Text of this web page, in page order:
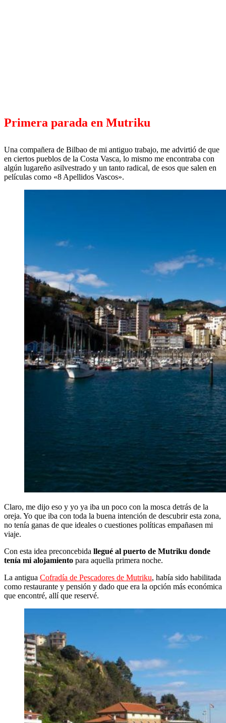
Primera parada en Mutriku
Una compañera de Bilbao de mi antiguo trabajo, me advirtió de que
en ciertos pueblos de la Costa Vasca, lo mismo me encontraba con
algún lugareño asilvestrado y un tanto radical, de esos que salen en
películas como «8 Apellidos Vascos».
Claro, me dijo eso y yo ya iba un poco con la mosca detrás de la
oreja. Yo que iba con toda la buena intención de descubrir esta zona,
no tenía ganas de que ideales o cuestiones políticas empañasen mi
viaje.
Con esta idea preconcebida llegué al puerto de Mutriku donde
tenía mi alojamiento para aquella primera noche.
La antigua Cofradía de Pescadores de Mutriku, había sido habilitada
como restaurante y pensión y dado que era la opción más económica
que encontré, allí que reservé.